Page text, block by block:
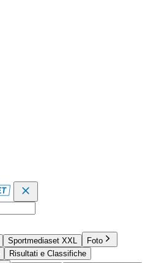
Sportmediaset XXL
Foto
Risultati e Classifiche